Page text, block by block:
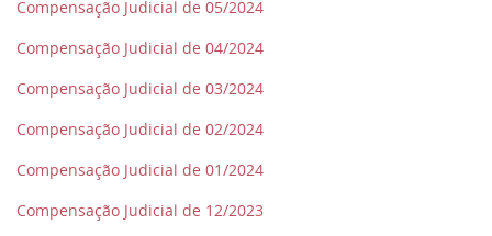
Compensação Judicial de 05/2024
Compensação Judicial de 04/2024
Compensação Judicial de 03/2024
Compensação Judicial de 02/2024
Compensação Judicial de 01/2024
Compensação Judicial de 12/2023